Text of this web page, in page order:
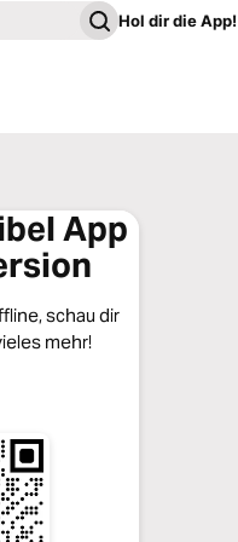
Hol dir die App!
App
schau dir
mehr!